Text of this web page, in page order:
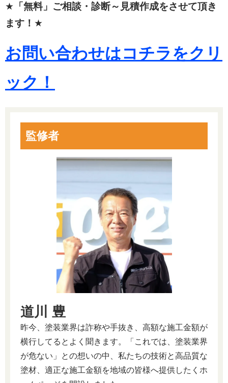
★ 「無料」ご相談・診断～見積作成をさせて頂き
ます！ ★
お問い合わせはコチラをクリ
ック！
監修者
道川 豊
昨今、塗装業界は詐称や手抜き、高額な施工金額が
横行してるとよく聞きます。「これでは、塗装業界
が危ない」との想いの中、私たちの技術と高品質な
塗材、適正な施工金額を地域の皆様へ提供したくホ